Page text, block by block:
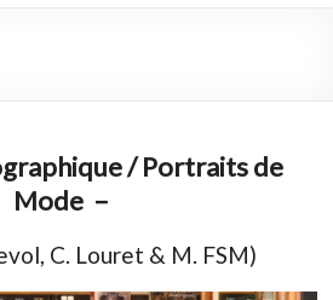
/ Portraits de
Mode –
C. Louret & M. FSM)